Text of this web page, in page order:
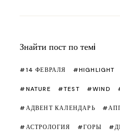
Знайти пост по темi
14 ФЕВРАЛЯ HIGHLIGHT
NATURE TEST WIND
АДВЕНТ КАЛЕНДАРЬ
АСТРОЛОГИЯ ГОРЫ